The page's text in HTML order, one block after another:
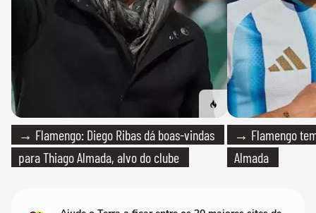
→ Flamengo: Diego Ribas dá boas-vindas
para Thiago Almada, alvo do clube
→ Flamengo
Almada